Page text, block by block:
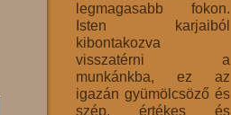
legmagasabb fokon.
Isten karjaiból
kibontakozva
visszatérni a
munkánkba, ez az
igazán gyümölcsöző és
szép, értékes és